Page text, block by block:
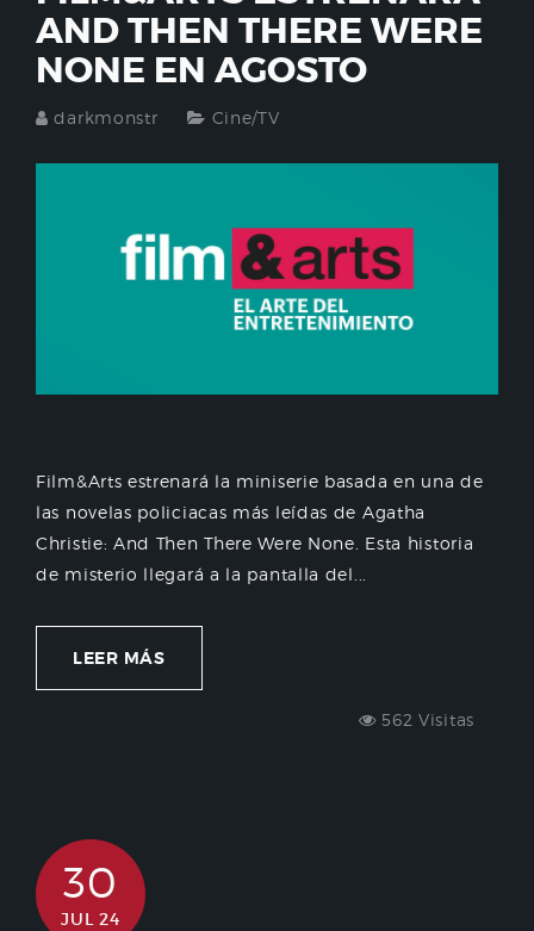
AND THEN THERE WERE
NONE EN AGOSTO
darkmonstr Cine/TV
Film&Arts estrenará la miniserie basada en una de
las novelas policiacas más leídas de Agatha
Christie: And Then There Were None. Esta historia
de misterio llegará a la pantalla del...
LEER MÁS
562 Visitas
30
JUL 24